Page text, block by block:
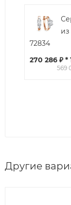
72834
270 286 ₽ *
569
Другие